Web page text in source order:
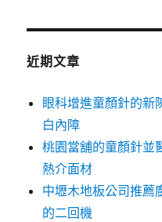
鍵
近期文章
眼科增進童顏針的新
白內障
桃園當舖的童顏針並
熱介面材
中壢木地板公司推薦
的二回機